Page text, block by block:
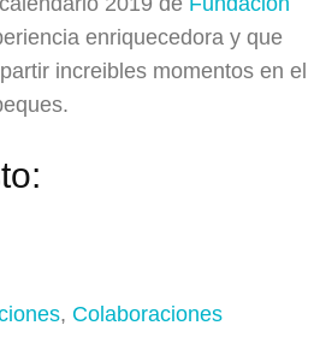
enriquecedora y que
increibles momentos en el
, Colaboraciones